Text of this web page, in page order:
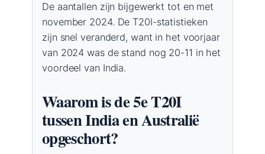
De aantallen zijn bijgewerkt tot en met
november 2024. De T20I-statistieken
zijn snel veranderd, want in het voorjaar
van 2024 was de stand nog 20-11 in het
voordeel van India.
Waarom is de 5e T20I
tussen India en Australië
opgeschort?